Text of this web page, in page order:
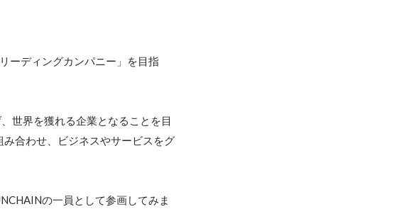
ーディングカンパニー」を目指
世界を獲れる企業となることを目
合わせ、ビジネスやサービスをグ
の一員として参画してみま